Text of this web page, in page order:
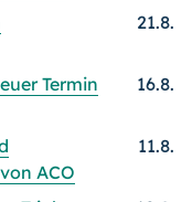
21.8.
Termin
16.8.
ACO
11.8.